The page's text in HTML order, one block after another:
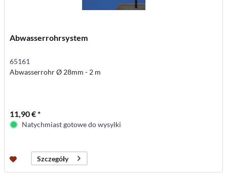
Abwasserrohrsystem
65161
Abwasserrohr Ø 28mm - 2 m
11,90 € *
Natychmiast gotowe do wysyłki
Szczegóły